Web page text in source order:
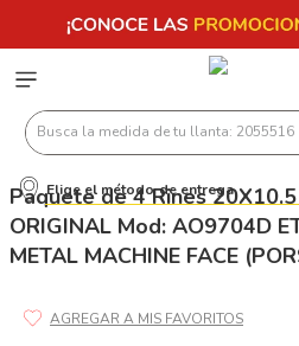
Busca la medida de tu llanta:
Elige el método de entrega
Paquete de 4 Rines
ORIGINAL Mod: AO9704D
METAL MACHINE FACE